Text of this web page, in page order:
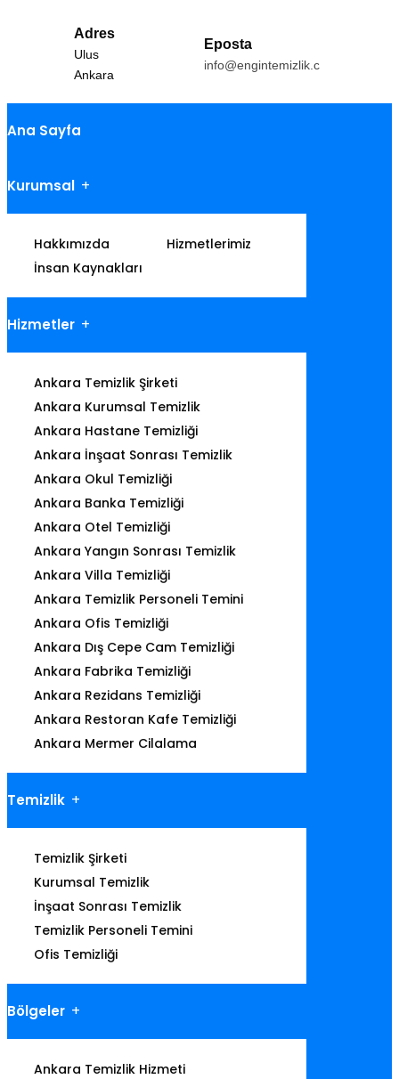
Adres
Ulus
Ankara
Eposta
info@engintemizlik.com
Ana Sayfa
Kurumsal
Hakkımızda
Hizmetlerimiz
İnsan Kaynakları
Hizmetler
Ankara Temizlik Şirketi
Ankara Kurumsal Temizlik
Ankara Hastane Temizliği
Ankara İnşaat Sonrası Temizlik
Ankara Okul Temizliği
Ankara Banka Temizliği
Ankara Otel Temizliği
Ankara Yangın Sonrası Temizlik
Ankara Villa Temizliği
Ankara Temizlik Personeli Temini
Ankara Ofis Temizliği
Ankara Dış Cepe Cam Temizliği
Ankara Fabrika Temizliği
Ankara Rezidans Temizliği
Ankara Restoran Kafe Temizliği
Ankara Mermer Cilalama
Temizlik
Temizlik Şirketi
Kurumsal Temizlik
İnşaat Sonrası Temizlik
Temizlik Personeli Temini
Ofis Temizliği
Bölgeler
Ankara Temizlik Hizmeti